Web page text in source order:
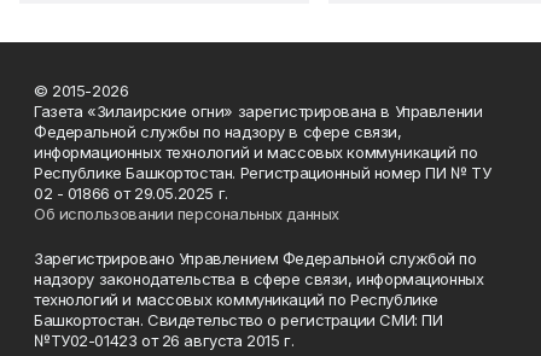
© 2015-2026
Газета «Зилаирские огни» зарегистрирована в Управлении
Федеральной службы по надзору в сфере связи,
информационных технологий и массовых коммуникаций по
Республике Башкортостан. Регистрационный номер ПИ № ТУ
02 - 01866 от 29.05.2025 г.
Об использовании персональных данных
Зарегистрировано Управлением Федеральной службой по
надзору законодательства в сфере связи, информационных
технологий и массовых коммуникаций по Республике
Башкортостан. Свидетельство о регистрации СМИ: ПИ
№ТУ02-01423 от 26 августа 2015 г.